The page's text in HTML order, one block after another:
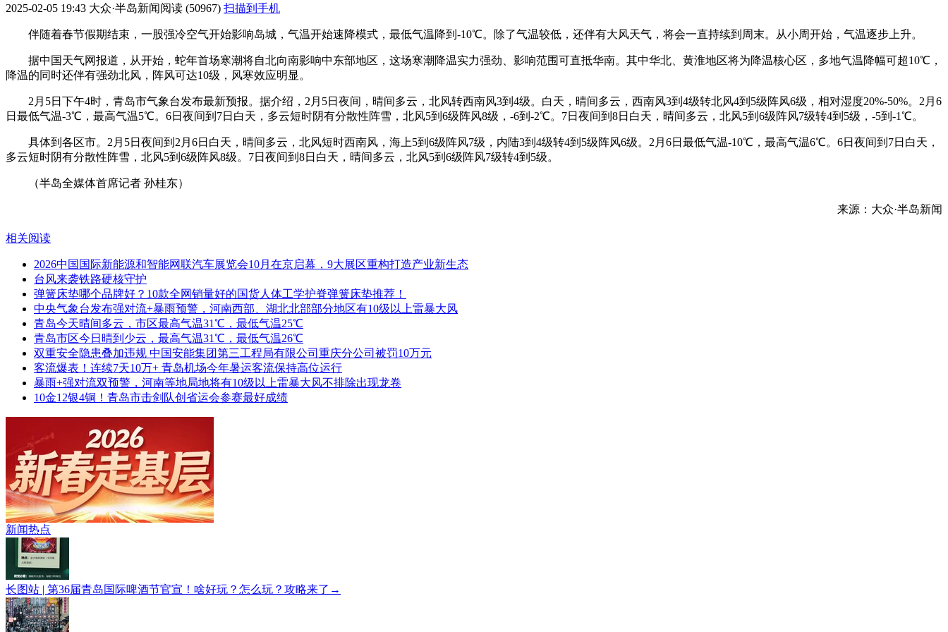
2025-02-05 19:43 大众·半岛新闻阅读 (50967) 扫描到手机
伴随着春节假期结束，一股强冷空气开始影响岛城，气温开始速降模式，最低气温降到-10℃。除了气温较低，还伴有大风天气，将会一直持续到周末。从小周开始，气温逐步上升。
据中国天气网报道，从开始，蛇年首场寒潮将自北向南影响中东部地区，这场寒潮降温实力强劲、影响范围可直抵华南。其中华北、黄淮地区将为降温核心区，多地气温降幅可超10℃，
降温的同时还伴有强劲北风，阵风可达10级，风寒效应明显。
2月5日下午4时，青岛市气象台发布最新预报。据介绍，2月5日夜间，晴间多云，北风转西南风3到4级。白天，晴间多云，西南风3到4级转北风4到5级阵风6级，相对湿度20%-50%。2月6
日最低气温-3℃，最高气温5℃。6日夜间到7日白天，多云短时阴有分散性阵雪，北风5到6级阵风8级，-6到-2℃。7日夜间到8日白天，晴间多云，北风5到6级阵风7级转4到5级，-5到-1℃。
具体到各区市。2月5日夜间到2月6日白天，晴间多云，北风短时西南风，海上5到6级阵风7级，内陆3到4级转4到5级阵风6级。2月6日最低气温-10℃，最高气温6℃。6日夜间到7日白天，
多云短时阴有分散性阵雪，北风5到6级阵风8级。7日夜间到8日白天，晴间多云，北风5到6级阵风7级转4到5级。
（半岛全媒体首席记者 孙桂东）
来源：大众·半岛新闻
相关阅读
2026中国国际新能源和智能网联汽车展览会10月在京启幕，9大展区重构打造产业新生态
台风来袭铁路硬核守护
弹簧床垫哪个品牌好？10款全网销量好的国货人体工学护脊弹簧床垫推荐！
中央气象台发布强对流+暴雨预警，河南西部、湖北北部部分地区有10级以上雷暴大风
青岛今天晴间多云，市区最高气温31℃，最低气温25℃
青岛市区今日晴到少云，最高气温31℃，最低气温26℃
双重安全隐患叠加违规 中国安能集团第三工程局有限公司重庆分公司被罚10万元
客流爆表！连续7天10万+ 青岛机场今年暑运客流保持高位运行
暴雨+强对流双预警，河南等地局地将有10级以上雷暴大风不排除出现龙卷
10金12银4铜！青岛市击剑队创省运会参赛最好成绩
青春逐梦正当时——聚焦2026年中...
新闻热点
长图站 | 第36届青岛国际啤酒节官宣！啥好玩？怎么玩？攻略来了→